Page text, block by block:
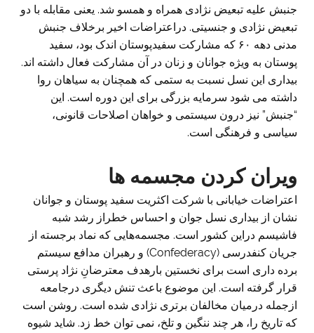
جنبش علیه تبعیض نژادی همراه و همسو شد. یعنی مقابله با دو
تبعیض نژادی و جنسیتی. دراعتراضات اخیر برخلاف جنبش
مدنی دهه ۶۰ که مشارکت سفیدپوستان اندک بود، سفید
پوستان به ویژه جوانان و زنان در آن مشارکت فعال داشته اند.
بیداری این نسل نسبت به ستمی که همچنان به سیاهان روا
داشته می شود سرمایه بزرگی برای این دوره است. این
“جنبش” نیز درون سیستمی و خواهان اصلاحات قانونی،
سیاسی و فرهنگی است.
ویران کردن مجسمه ها
اعتراضات خیابانی با شرکت اکثریت سفید پوستان و جوانان
نشان از بیداری نسل جوان و احساس خطراز رشد شبه
فاشیسم دراین کشور است. مجسمه‌هایی که نماد برجسته از
جریان کنفدرسی (Confederacy) و رهبران مدافع سیستم
برده داری است برای نخستین بارهدف معترضانِ نژاد پرستی
قرار گرفته است. این موضوع باعث تنش دیگری درجامعه
ازجمله درمیان مخالفان برتری نژادی شده است. روشن است
که تاریخ را، هر چند ننگین و تلخ، نمی توان خط زد. شاید شیوه